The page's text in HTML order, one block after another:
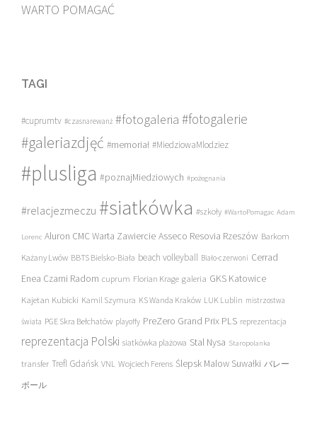
WARTO POMAGAĆ
TAGI
#cuprumtv #czasnarewanż #fotogaleria #fotogalerie
#galeriazdjęć #memoriał #MiedziowaMlodziez
#plusliga #poznajMiedziowych #pożegnania
#relacjezmeczu #siatkówka #szkoły #WartoPomagac Adam
Lorenc Aluron CMC Warta Zawiercie Asseco Resovia Rzeszów Barkom
Każany Lwów BBTS Bielsko-Biała beach volleyball Biało-czerwoni Cerrad
Enea Czarni Radom cuprum Florian Krage galeria GKS Katowice
Kajetan Kubicki Kamil Szymura KS Wanda Kraków LUK Lublin mistrzostwa
świata PGE Skra Bełchatów playoffy PreZero Grand Prix PLS reprezentacja
reprezentacja Polski siatkówka plażowa Stal Nysa Staropolanka
transfer Trefl Gdańsk VNL Wojciech Ferens Ślepsk Malow Suwałki バレー
ボール